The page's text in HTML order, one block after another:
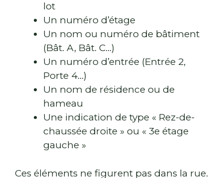
lot
Un numéro d’étage
Un nom ou numéro de bâtiment
(Bât. A, Bât. C…)
Un numéro d’entrée (Entrée 2,
Porte 4…)
Un nom de résidence ou de
hameau
Une indication de type « Rez-de-
chaussée droite » ou « 3e étage
gauche »
Ces éléments ne figurent pas dans la rue.